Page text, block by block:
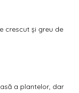
crescut și greu de
a plantelor, dar